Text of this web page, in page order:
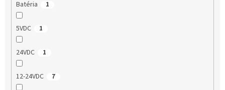
Batéria 1
5VDC 1
24VDC 1
12-24VDC 7